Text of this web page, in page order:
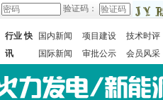
验证码：
行业 快
讯
国内新闻 项目建设
技术时评
国际新闻
审批公示 会员风采